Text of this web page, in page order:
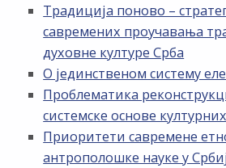
Традиција поново –
савремених проучавања
духовне културе Срба
О јединственом систему
Проблематика
системске основе
Приоритети савремене
антрополошке науке у